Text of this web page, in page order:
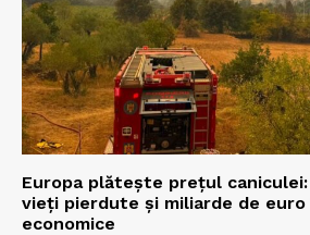
Europa plătește prețul
vieți pierdute și miliarde de
economice